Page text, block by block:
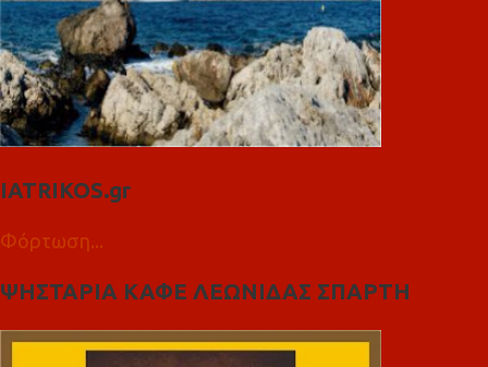
IATRIKOS.gr
Φόρτωση...
ΨΗΣΤΑΡΙΑ ΚΑΦΕ ΛΕΩΝΙΔΑΣ ΣΠΑΡΤΗ